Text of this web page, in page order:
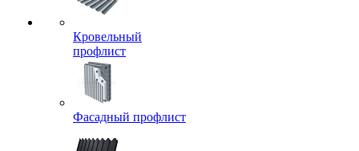
Кровельный
профлист
Фасадный профлист